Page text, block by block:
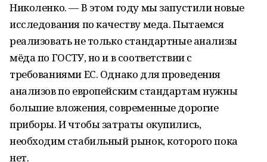
Николенко. — В этом году мы запустили новые
исследования по качеству меда. Пытаемся
реализовать не только стандартные анализы
мёда по ГОСТУ, но и в соответствии с
требованиями ЕС. Однако для проведения
анализов по европейским стандартам нужны
большие вложения, современные дорогие
приборы. И чтобы затраты окупились,
необходим стабильный рынок, которого пока
нет.